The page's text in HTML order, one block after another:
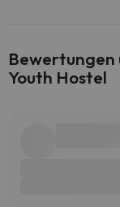
Bewertungen
Youth Hostel